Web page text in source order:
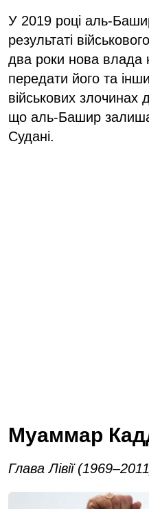
У 2019 році аль-
результаті
два роки нова влада
передати його та
військових
що аль-Башир
Судані.
Муаммар
Глава Лівії